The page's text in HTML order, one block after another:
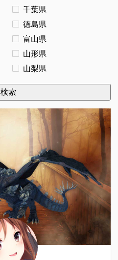
千葉県
徳島県
富山県
山形県
山梨県
検索